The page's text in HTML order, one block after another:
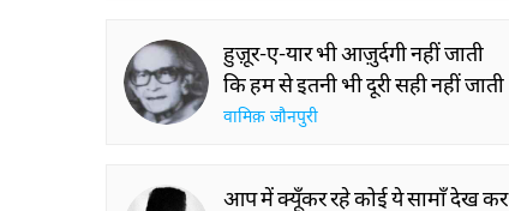
हुज़ूर-ए-यार भी आज़ुर्दगी नहीं जाती
कि हम से इतनी भी दूरी सही नहीं जाती
वामिक़ जौनपुरी
आप में क्यूँकर रहे कोई ये सामाँ देख कर